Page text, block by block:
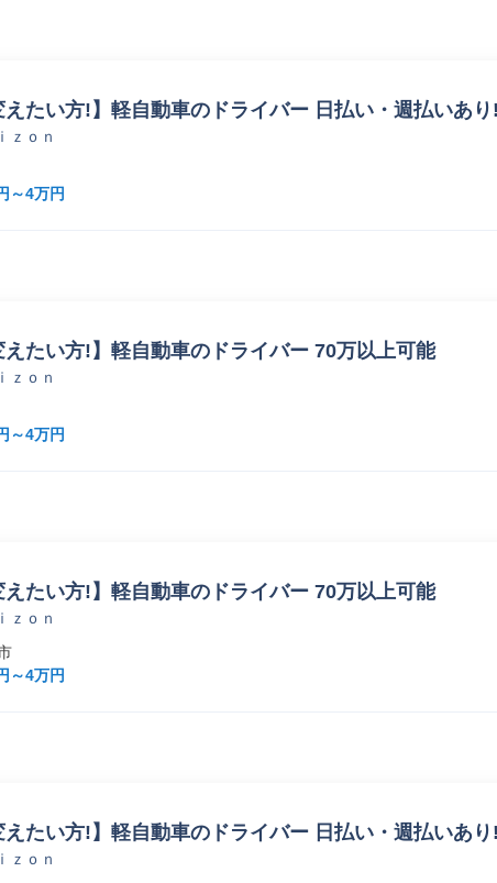
たい方!】軽自動車のドライバー 日払い・週払いあ
ｚｏｎ
～4万円
えたい方!】軽自動車のドライバー 70万以上可能
ｚｏｎ
～4万円
たい方!】軽自動車のドライバー 70万以上可能
ｚｏｎ
～4万円
たい方!】軽自動車のドライバー 日払い・週払いあ
ｚｏｎ